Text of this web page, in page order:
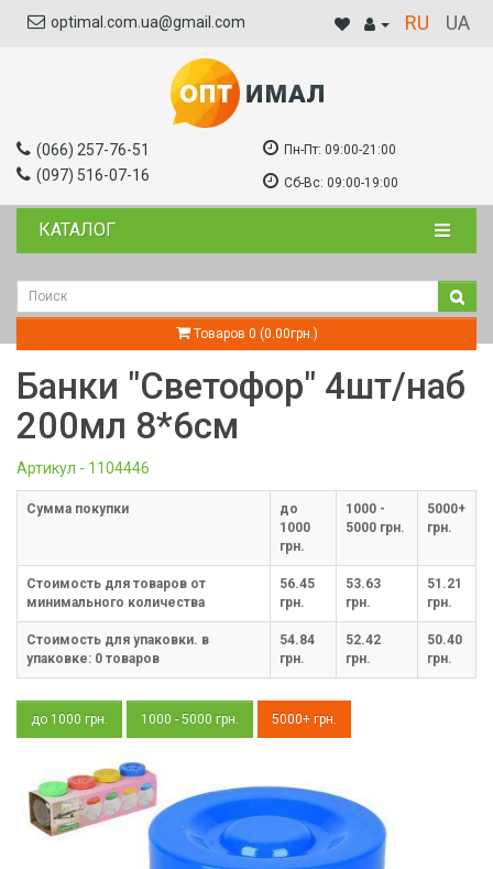
optimal.com.ua@gmail.com RU UA
(066) 257-76-51
(097) 516-07-16
Пн-Пт: 09:00-21:00
Сб-Вс: 09:00-19:00
КАТАЛОГ
Товаров 0 (0.00грн.)
Банки "Светофор" 4шт/наб
200мл 8*6см
Артикул - 1104446
Cумма покупки
до
1000
грн.
1000 -
5000 грн.
5000+
грн.
Стоимость для товаров от
минимального количества
56.45
грн.
53.63
грн.
51.21
грн.
Стоимость для упаковки. в
упаковке: 0 товаров
54.84
грн.
52.42
грн.
50.40
грн.
до 1000 грн. 1000 - 5000 грн. 5000+ грн.